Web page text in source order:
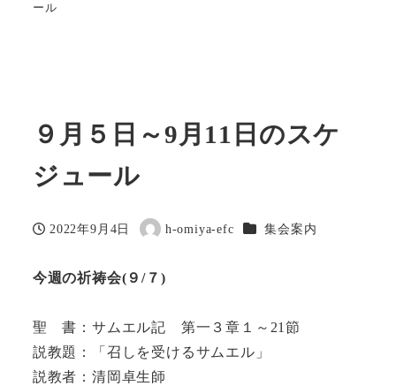
ール
９月５日～9月11日のスケ
ジュール
投稿日
2022年9月4日
著
h-omiya-efc カテゴリー
集会案内
今週の祈祷会(９/７)
聖 書：サムエル記 第一３章１～21節
説教題：「召しを受けるサムエル」
説教者：清岡卓生師